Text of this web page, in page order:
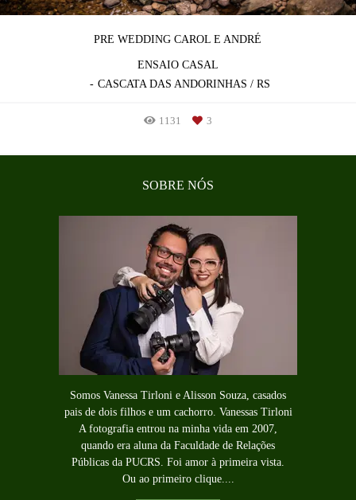
PRE WEDDING CAROL E ANDRÉ
ENSAIO CASAL
CASCATA DAS ANDORINHAS / RS
1131 3
SOBRE NÓS
Somos Vanessa Tirloni e Alisson Souza, casados
pais de dois filhos e um cachorro. Vanessas Tirloni
A fotografia entrou na minha vida em 2007,
quando era aluna da Faculdade de Relações
Públicas da PUCRS. Foi amor à primeira vista.
Ou ao primeiro clique....